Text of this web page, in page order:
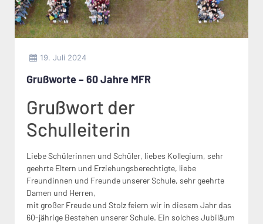
19. Juli 2024
Grußworte – 60 Jahre MFR
Grußwort der
Schulleiterin
Liebe Schülerinnen und Schüler, liebes Kollegium, sehr
geehrte Eltern und Erziehungsberechtigte, liebe
Freundinnen und Freunde unserer Schule, sehr geehrte
Damen und Herren,
mit großer Freude und Stolz feiern wir in diesem Jahr das
60-jährige Bestehen unserer Schule. Ein solches Jubiläum